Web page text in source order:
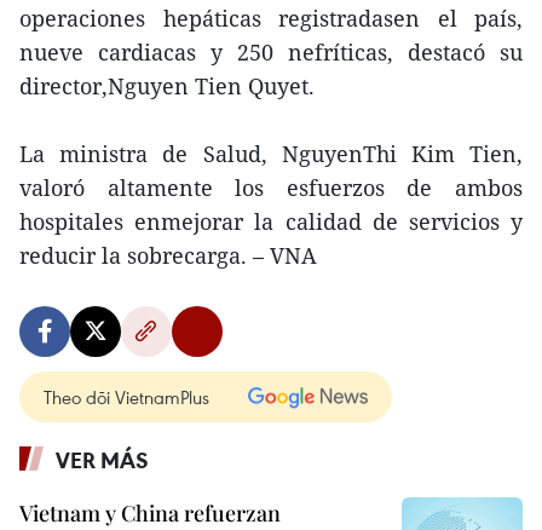
operaciones hepáticas registradasen el país,
nueve cardiacas y 250 nefríticas, destacó su
director,Nguyen Tien Quyet.
La ministra de Salud, NguyenThi Kim Tien,
valoró altamente los esfuerzos de ambos
hospitales enmejorar la calidad de servicios y
reducir la sobrecarga. – VNA
Theo dõi VietnamPlus
VER MÁS
Vietnam y China refuerzan